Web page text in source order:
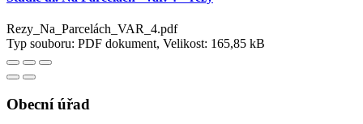
Rezy_Na_Parcelách_VAR_4.pdf
Typ souboru: PDF dokument, Velikost: 165,85 kB
Obecní úřad